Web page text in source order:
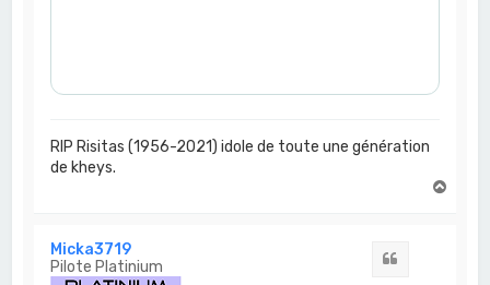
RIP Risitas (1956-2021) idole de toute une génération
de kheys.
Micka3719
Pilote Platinium